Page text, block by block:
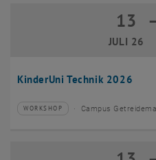
KinderUni Technik 2026
13
JULI 26
Veranstaltungstyp:
WORKSHOP
Veranstaltungsort:Campus